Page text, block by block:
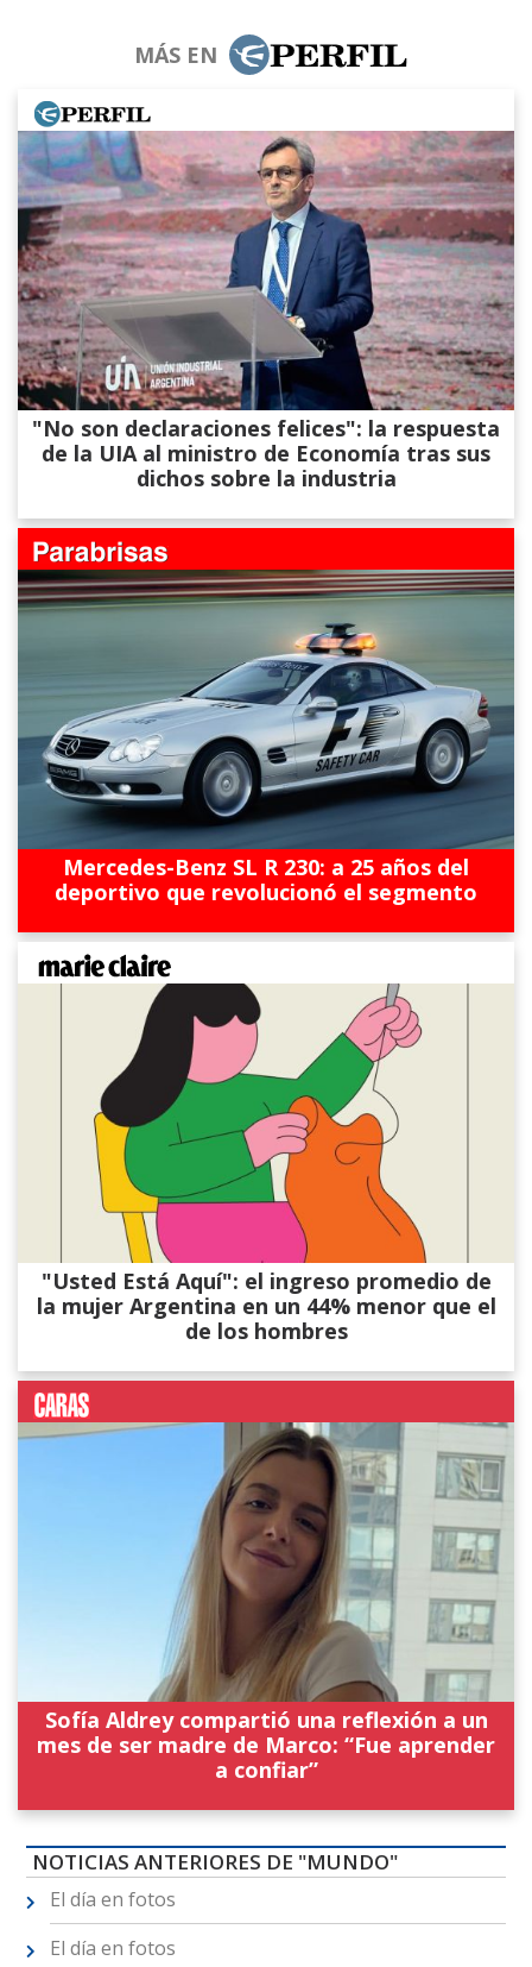
MÁS EN
"No son declaraciones felices": la respuesta
de la UIA al ministro de Economía tras sus
dichos sobre la industria
Mercedes-Benz SL R 230: a 25 años del
deportivo que revolucionó el segmento
"Usted Está Aquí": el ingreso promedio de
la mujer Argentina en un 44% menor que el
de los hombres
Sofía Aldrey compartió una reflexión a un
mes de ser madre de Marco: “Fue aprender
a confiar”
NOTICIAS ANTERIORES DE "MUNDO"
El día en fotos
El día en fotos